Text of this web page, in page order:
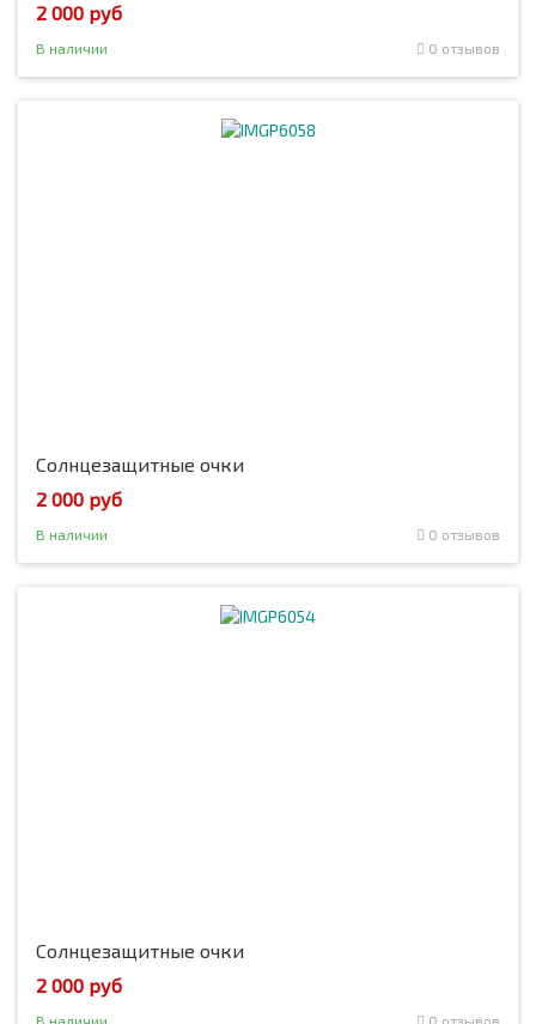
2 000 руб
В наличии 0 отзывов
Солнцезащитные очки
2 000 руб
В наличии 0 отзывов
Солнцезащитные очки
2 000 руб
В наличии 0 отзывов